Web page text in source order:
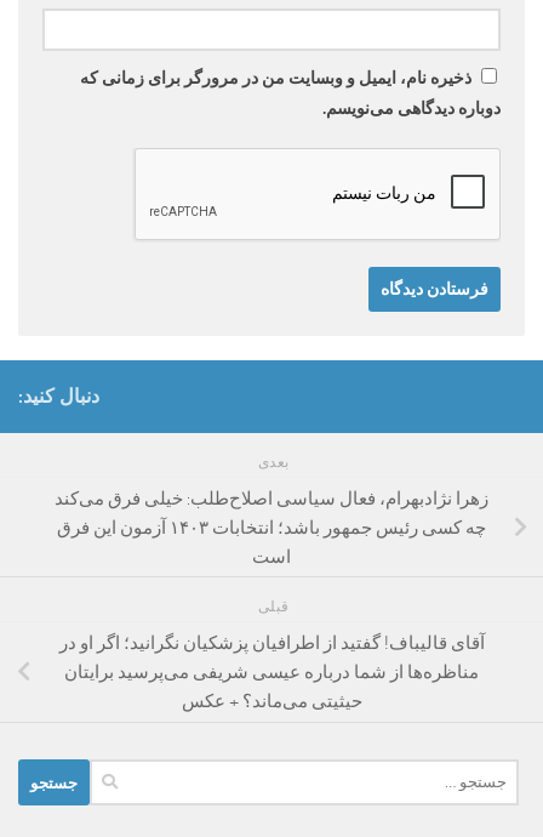
ذخیره نام، ایمیل و وبسایت من در مرورگر برای زمانی که
دوباره دیدگاهی می‌نویسم.
دنبال کنید:
بعدی
زهرا نژادبهرام، فعال سیاسی اصلاح‌طلب: خیلی فرق می‌کند
چه کسی رئیس جمهور باشد؛ انتخابات ۱۴۰۳ آزمون این فرق
است
قبلی
آقای قالیباف! گفتید از اطرافیان پزشکیان نگرانید؛ اگر او در
مناظره‌ها از شما درباره عیسی شریفی می‌پرسید برایتان
حیثیتی می‌ماند؟ + عکس
برای: